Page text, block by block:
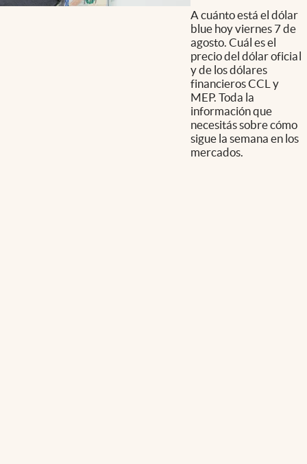
A cuánto está el dólar
blue hoy viernes 7 de
agosto. Cuál es el
precio del dólar oficial
y de los dólares
financieros CCL y
MEP. Toda la
información que
necesitás sobre cómo
sigue la semana en los
mercados.